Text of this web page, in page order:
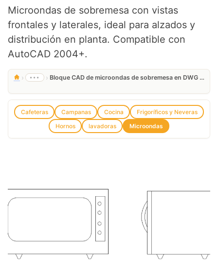
Microondas de sobremesa con vistas
frontales y laterales, ideal para alzados y
distribución en planta. Compatible con
AutoCAD 2004+.
› ••• › Bloque CAD de microondas de sobremesa en DWG para AutoCAD Gratis
Cafeteras Campanas Cocina
Frigoríficos y Neveras
Hornos
lavadoras Microondas